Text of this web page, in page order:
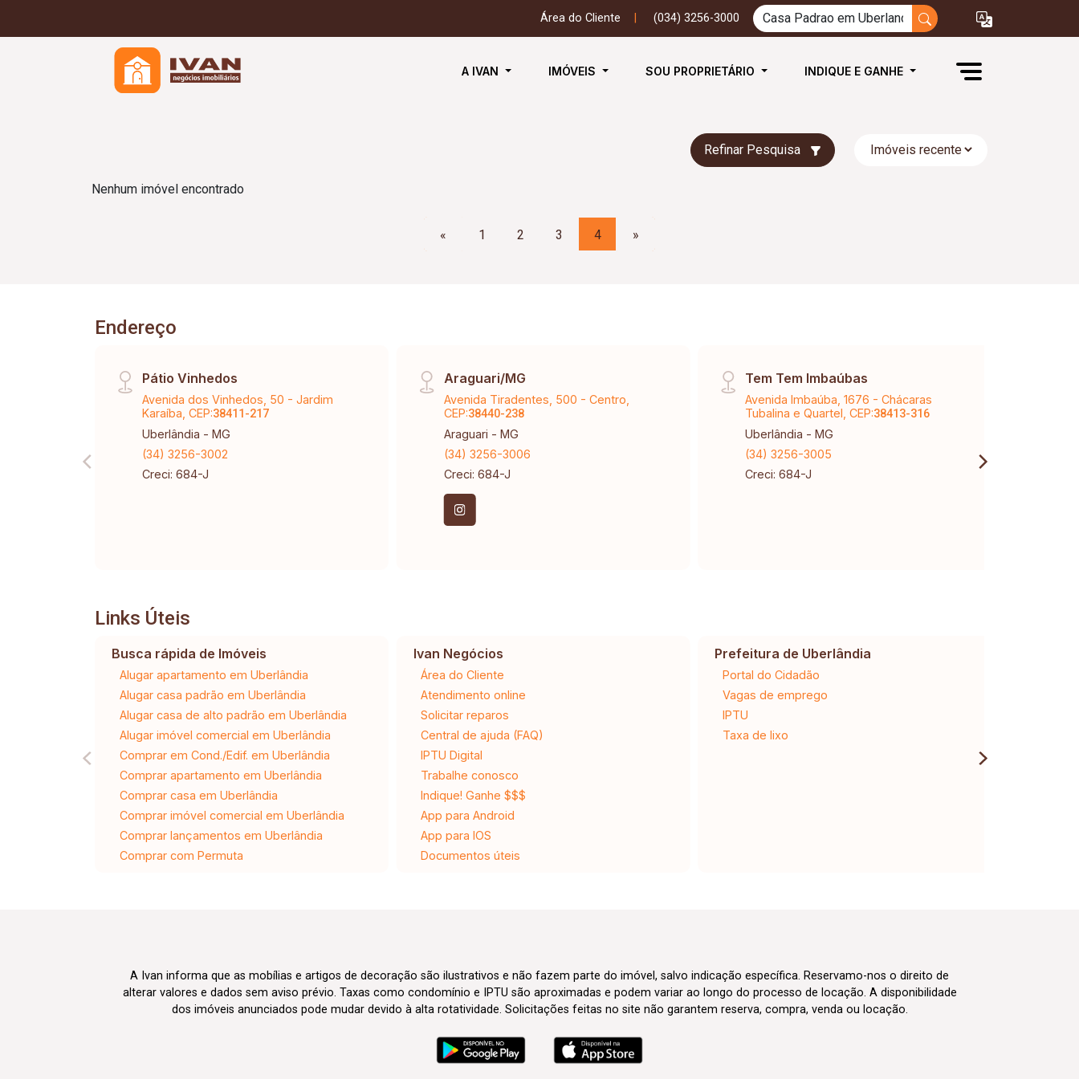
Área do Cliente (034) 3256-3000
A IVAN IMÓVEIS SOU PROPRIETÁRIO INDIQUE E GANHE
Refinar Pesquisa
Nenhum imóvel encontrado
« 1 2 3 4 »
Endereço
Pátio Vinhedos
Avenida dos Vinhedos, 50 - Jardim
Karaíba, CEP:38411-217
Uberlândia - MG
(34) 3256-3002
Creci: 684-J
Araguari/MG
Avenida Tiradentes, 500 - Centro,
CEP:38440-238
Araguari - MG
(34) 3256-3006
Creci: 684-J
Tem Tem Imbaúbas
Avenida Imbaúba, 1676 - Chácaras
Tubalina e Quartel, CEP:38413-316
Uberlândia - MG
(34) 3256-3005
Creci: 684-J
Links Úteis
Busca rápida de Imóveis
Alugar apartamento em Uberlândia
Alugar casa padrão em Uberlândia
Alugar casa de alto padrão em Uberlândia
Alugar imóvel comercial em Uberlândia
Comprar em Cond./Edif. em Uberlândia
Comprar apartamento em Uberlândia
Comprar casa em Uberlândia
Comprar imóvel comercial em Uberlândia
Comprar lançamentos em Uberlândia
Comprar com Permuta
Ivan Negócios
Área do Cliente
Atendimento online
Solicitar reparos
Central de ajuda (FAQ)
IPTU Digital
Trabalhe conosco
Indique! Ganhe $$$
App para Android
App para IOS
Documentos úteis
Prefeitura de Uberlândia
Portal do Cidadão
Vagas de emprego
IPTU
Taxa de lixo
A Ivan informa que as mobílias e artigos de decoração são ilustrativos e não fazem parte do imóvel, salvo indicação específica. Reservamo-nos o direito de
alterar valores e dados sem aviso prévio. Taxas como condomínio e IPTU são aproximadas e podem variar ao longo do processo de locação. A disponibilidade
dos imóveis anunciados pode mudar devido à alta rotatividade. Solicitações feitas no site não garantem reserva, compra, venda ou locação.